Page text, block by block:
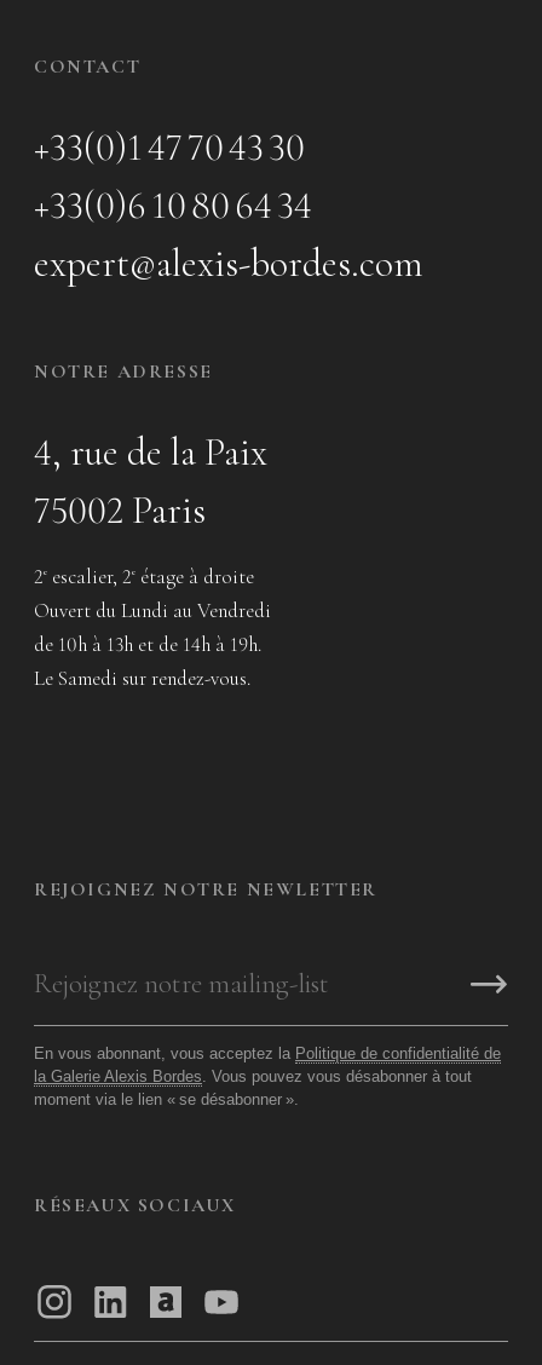
CONTACT
+33(0)1 47 70 43 30
+33(0)6 10 80 64 34
expert@alexis-bordes.com
NOTRE ADRESSE
4, rue de la Paix
75002 Paris
2e escalier, 2e étage à droite
Ouvert du Lundi au Vendredi
de 10h à 13h et de 14h à 19h.
Le Samedi sur rendez-vous.
REJOIGNEZ NOTRE NEWLETTER
En vous abonnant, vous acceptez la Politique de confidentialité de
la Galerie Alexis Bordes. Vous pouvez vous désabonner à tout
moment via le lien « se désabonner ».
RÉSEAUX SOCIAUX